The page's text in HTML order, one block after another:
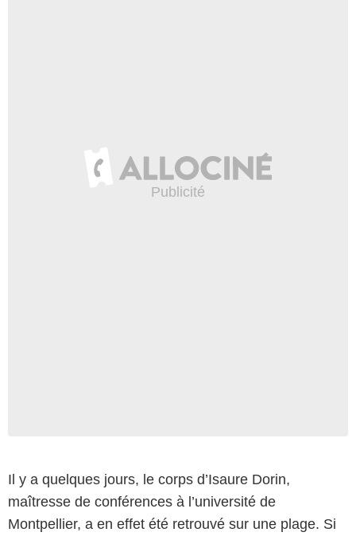
Il y a quelques jours, le corps d’Isaure Dorin,
maîtresse de conférences à l’université de
Montpellier, a en effet été retrouvé sur une plage. Si